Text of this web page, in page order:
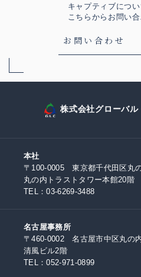
キャプティブについ
こちらからお問い
お問い合わせ
株式会社グローバル
本社
〒100-0005 東京都千代田区丸
丸の内トラストタワー本館20階
TEL：03-6269-3488
名古屋事務所
〒460-0002 名古屋市中区丸の
清風ビル2階
TEL：052-971-0899